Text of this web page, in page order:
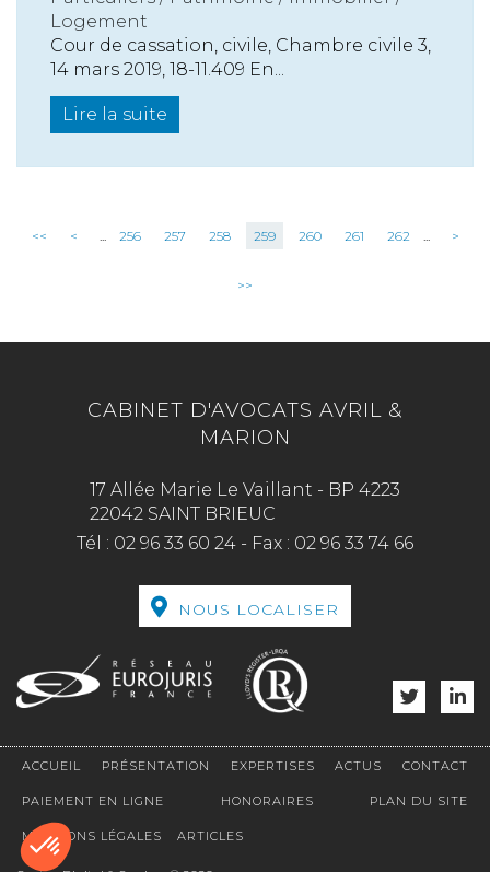
Logement
Cour de cassation, civile, Chambre civile 3,
14 mars 2019, 18-11.409 En...
Lire la suite
<< < ... 256 257 258 259 260 261 262 ... >
>>
CABINET D'AVOCATS AVRIL &
MARION
17 Allée Marie Le Vaillant - BP 4223
22042 SAINT BRIEUC
Tél : 02 96 33 60 24 - Fax : 02 96 33 74 66
NOUS LOCALISER
ACCUEIL PRÉSENTATION EXPERTISES ACTUS CONTACT
PAIEMENT EN LIGNE HONORAIRES PLAN DU SITE
MENTIONS LÉGALES ARTICLES